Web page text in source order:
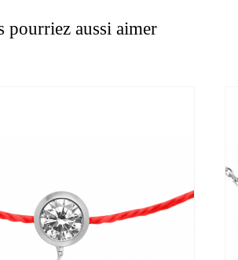
pourriez aussi aimer